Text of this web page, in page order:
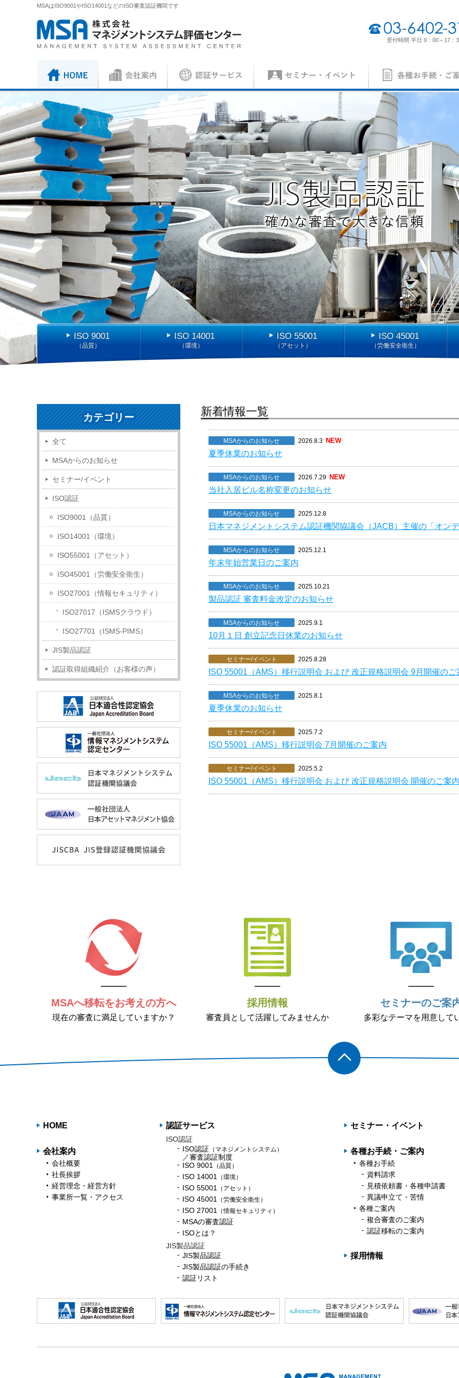
MSAはISO9001やISO14001などのISO審査認証機関です
03-6402-3165
受付時間 平日 9：00～17：
HOME 会社案内
会社概要 社長挨拶 経営理念・経営方針
認証サービス
ISO認証
ISO認証（マネジメントシステム）
／審査認証制度
ISO 9001（品質） ISO 14001（環境）
ISO
ISO 45001
（労働安全衛生） ISO 27001（情報セキュリティ）
MSAの審
ISOとは？
JIS製品認証
JIS製品認証 JIS製品認証の手続き 認証リスト
セミナー・イベント 各種お手続・ご案内
各種お手続
資料請求 見積依頼書・各種申請書 異議申立て・苦情
各種ご案内
複合審査のご案内 認証移転のご案内 パンフレット
正社員 ISO審査員（契約審査員） 製品認証審査員（契約審査員）
JIS製品認証確かな審査で大きな信頼
ISO認証
持続可能な成長を共に
ISOとは？
JIS製品認証確かな審査で大きな信頼
ISO認証
持続可能な成長を共に
ISOとは？
ISO 9001
（品質）
ISO 14001
（環境）
ISO 55001
（アセット）
ISO 45001
（労働安全衛生）
新着情報一覧
MSAからのお知らせ 2026.8.3 NEW
夏季休業のお知らせ
MSAからのお知らせ 2026.7.29 NEW
当社入居ビル名称変更のお知らせ
MSAからのお知らせ 2025.12.8
日本マネジメントシステム認証機関協議会（JACB）主催の「オン
MSAからのお知らせ 2025.12.1
年末年始営業日のご案内
MSAからのお知らせ 2025.10.21
製品認証 審査料金改定のお知らせ
MSAからのお知らせ 2025.9.1
10月１日 創立記念日休業のお知らせ
セミナー/イベント 2025.8.28
ISO 55001（AMS）移行説明会 および 改正規格説明会 9月開催のご
MSAからのお知らせ 2025.8.1
夏季休業のお知らせ
セミナー/イベント 2025.7.2
ISO 55001（AMS）移行説明会 7月開催のご案内
セミナー/イベント 2025.5.2
ISO 55001（AMS）移行説明会 および 改正規格説明会 開催のご案
カテゴリー
全て
MSAからのお知らせ
セミナー/イベント
ISO認証
ISO9001（品質）
ISO14001（環境）
ISO55001（アセット）
ISO45001（労働安全衛生）
ISO27001（情報セキュリティ）
ISO27017（ISMSクラウド）
ISO27701（ISMS-PIMS）
JIS製品認証
認証取得組織紹介（お客様の声）
MSAへ移転をお考えの方へ
現在の審査に満足していますか？
採用情報
審査員として活躍してみませんか
セミナーのご案
多彩なテーマを用意して
HOME
会社案内
会社概要
社長挨拶
経営理念・経営方針
事業所一覧・アクセス
認証サービス
ISO認証
ISO認証 （マネジメントシステム）
／審査認証制度
ISO 9001
（品質）
ISO 14001 （環境）
ISO 55001 （アセット）
ISO 45001 （労働安全衛生）
ISO 27001 （情報セキュリティ）
MSAの審査認証
ISOとは？
JIS製品認証
JIS製品認証
JIS製品認証の手続き
認証リスト
セミナー・イベント
各種お手続・ご案内
各種お手続
資料請求
見積依頼書・各種申請書
異議申立て・苦情
各種ご案内
複合審査のご案内
認証移転のご案内
採用情報